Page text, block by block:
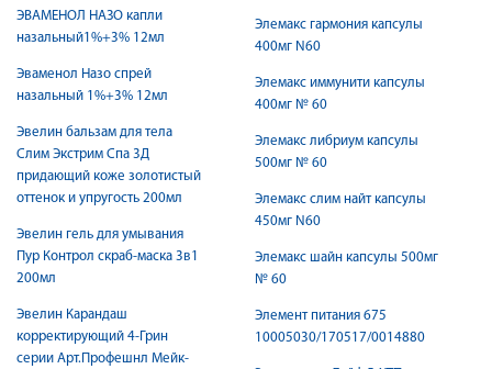
ЭВАМЕНОЛ НАЗО капли
назальный1%+3% 12мл
Эваменол Назо спрей
назальный 1%+3% 12мл
Эвелин бальзам для тела
Слим Экстрим Спа 3Д
придающий коже золотистый
оттенок и упругость 200мл
Эвелин гель для умывания
Пур Контрол скраб-маска 3в1
200мл
Эвелин Карандаш
корректирующий 4-Грин
серии Арт.Профешнл Мейк-
Элемакс гармония капсулы
400мг N60
Элемакс иммунити капсулы
400мг № 60
Элемакс либриум капсулы
500мг № 60
Элемакс слим найт капсулы
450мг N60
Элемакс шайн капсулы 500мг
№ 60
Элемент питания 675
10005030/170517/0014880